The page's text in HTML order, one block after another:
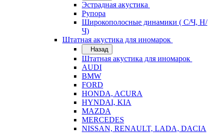
Эстрадная акустика
Рупора
Широкополосные динамики ( С/Ч, Н/
Ч)
Штатная акустика для иномарок
Назад
Штатная акустика для иномарок
AUDI
BMW
FORD
HONDA, ACURA
HYNDAI, KIA
MAZDA
MERCEDES
NISSAN, RENAULT, LADA, DACIA